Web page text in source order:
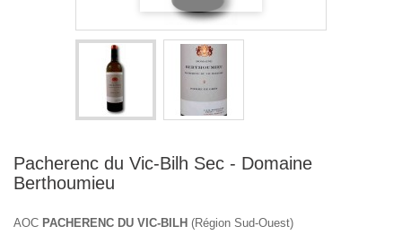
Pacherenc du Vic-Bilh Sec - Domaine
Berthoumieu
AOC PACHERENC DU VIC-BILH (Région Sud-Ouest)